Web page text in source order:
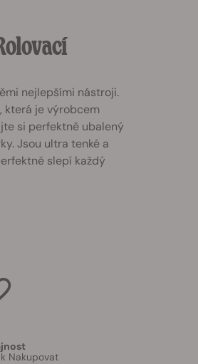
nejlepšími nástroji.
která je výrobcem
si perfektně ubalený
Jsou ultra tenké a
slepí každý
Nakupovat